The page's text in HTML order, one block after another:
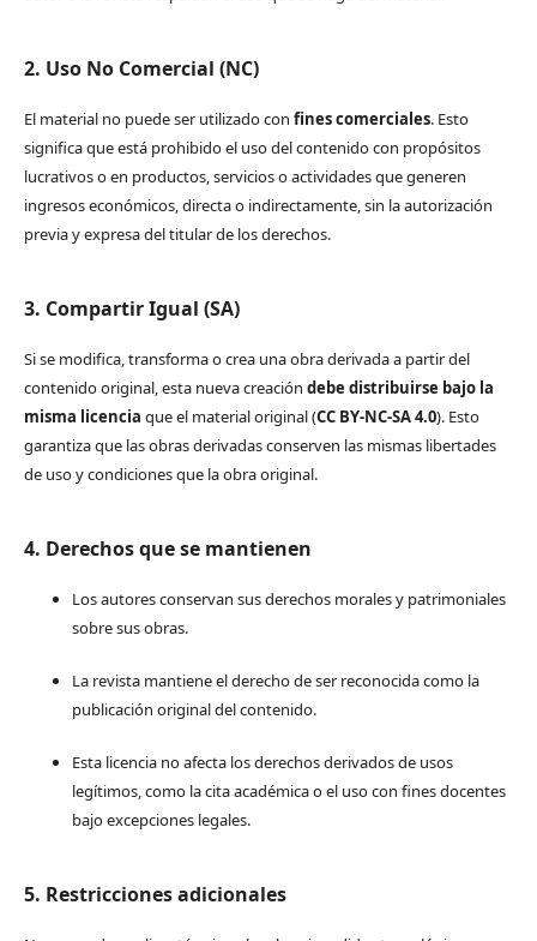
2. Uso No Comercial (NC)
El material no puede ser utilizado con fines comerciales. Esto
significa que está prohibido el uso del contenido con propósitos
lucrativos o en productos, servicios o actividades que generen
ingresos económicos, directa o indirectamente, sin la autorización
previa y expresa del titular de los derechos.
3. Compartir Igual (SA)
Si se modifica, transforma o crea una obra derivada a partir del
contenido original, esta nueva creación debe distribuirse bajo la
misma licencia que el material original (CC BY-NC-SA 4.0). Esto
garantiza que las obras derivadas conserven las mismas libertades
de uso y condiciones que la obra original.
4. Derechos que se mantienen
Los autores conservan sus derechos morales y patrimoniales
sobre sus obras.
La revista mantiene el derecho de ser reconocida como la
publicación original del contenido.
Esta licencia no afecta los derechos derivados de usos
legítimos, como la cita académica o el uso con fines docentes
bajo excepciones legales.
5. Restricciones adicionales